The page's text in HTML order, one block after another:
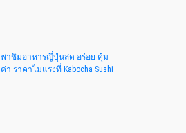
พาชิมอาหารญี่ปุ่นสด อร่อย คุ้ม
ค่า ราคาไม่แรงที่ Kabocha Sushi